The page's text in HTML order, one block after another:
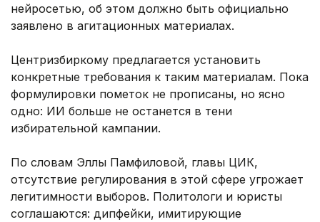
нейросетью, об этом должно быть официально
заявлено в агитационных материалах.
Центризбиркому предлагается установить
конкретные требования к таким материалам. Пока
формулировки пометок не прописаны, но ясно
одно: ИИ больше не останется в тени
избирательной кампании.
По словам Эллы Памфиловой, главы ЦИК,
отсутствие регулирования в этой сфере угрожает
легитимности выборов. Политологи и юристы
соглашаются: дипфейки, имитирующие